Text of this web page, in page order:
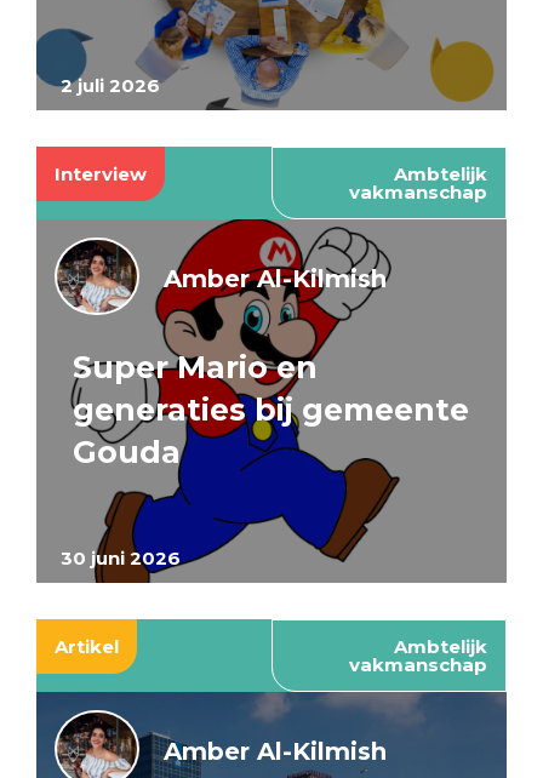
2 juli 2026
Interview Ambtelijk
vakmanschap
30 juni 2026
Amber Al-Kilmish
Super Mario en
generaties bij gemeente
Gouda
Artikel Ambtelijk
vakmanschap
Amber Al-Kilmish